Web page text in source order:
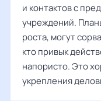
и контактов с
учреждений.
роста, могут
кто привык
напористо. Это
укрепления